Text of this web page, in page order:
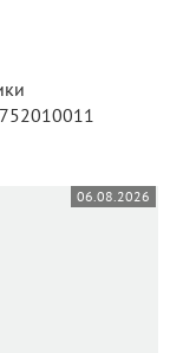
06.08.2026